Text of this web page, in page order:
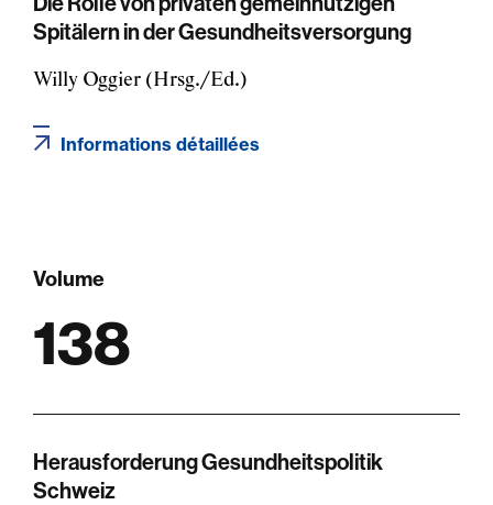
Spitälern in der Gesundheitsversorgung
Willy Oggier (Hrsg./Ed.)
Informations détaillées
Volume
138
Herausforderung Gesundheitspolitik
Schweiz